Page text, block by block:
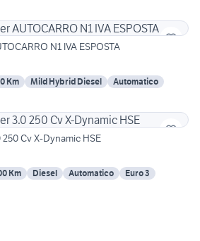
N1 IVA ESPOSTA
Km Mild Hybrid Diesel
Automatico
Defender 3.0 250 Cv X-Dynamic HSE
Km Diesel Automatico Euro 3